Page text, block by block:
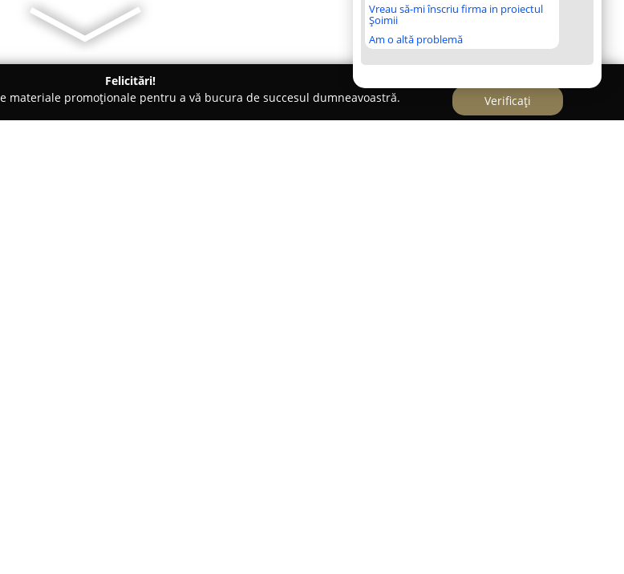
Vreau să-mi înscriu firma in proiectul
Șoimii
Am o altă problemă
Felicitări!
materiale promoționale pentru a vă bucura de succesul dumneavoastră.
Verificați